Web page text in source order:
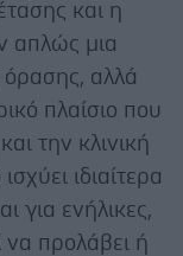
και η
απλώς μια
όρασης, αλλά
πλαίσιο που
την κλινική
ιδιαίτερα
για ενήλικες,
προλάβει ή